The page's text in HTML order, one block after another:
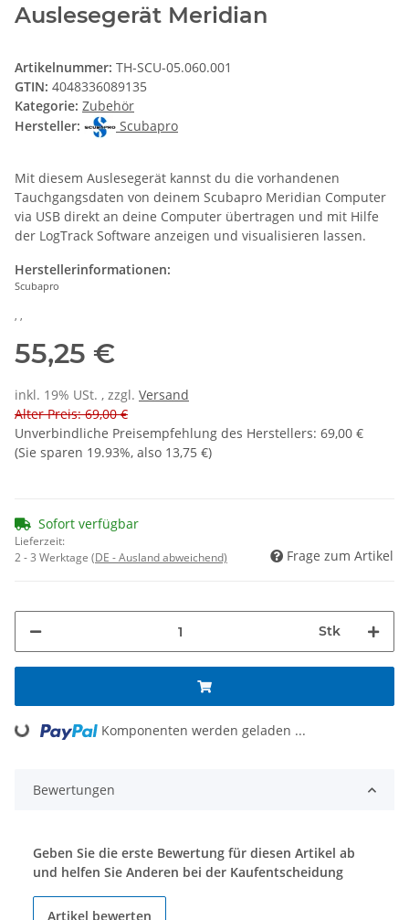
Auslesegerät Meridian
Artikelnummer: TH-SCU-05.060.001
GTIN: 4048336089135
Kategorie: Zubehör
Hersteller:
Scubapro
Mit diesem Auslesegerät kannst du die vorhandenen
Tauchgangsdaten von deinem Scubapro Meridian Computer
via USB direkt an deine Computer übertragen und mit Hilfe
der LogTrack Software anzeigen und visualisieren lassen.
Herstellerinformationen:
Scubapro
, ,
55,25 €
inkl. 19% USt. , zzgl. Versand
Alter Preis: 69,00 €
Unverbindliche Preisempfehlung des Herstellers: 69,00 €
(Sie sparen 19.93%, also 13,75 €)
Sofort verfügbar
Lieferzeit:
2 - 3 Werktage (DE - Ausland abweichend) Frage zum Artikel
Stk
Loading... Komponenten werden geladen ...
Bewertungen
Geben Sie die erste Bewertung für diesen Artikel ab
und helfen Sie Anderen bei der Kaufentscheidung
Artikel bewerten